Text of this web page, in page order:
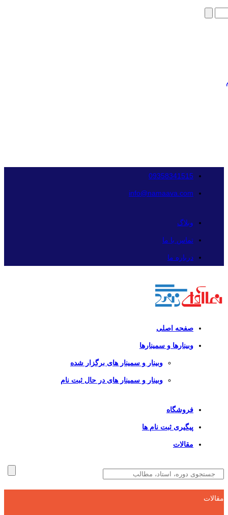
09358341515
info@namaava.com
وبلاگ
تماس با ما
درباره ما
صفحه اصلی
وبینارها و سمینارها
وبینار و سمینار های برگزار شده
وبینار و سمینار های در حال ثبت نام
فروشگاه
پیگیری ثبت نام ها
مقالات
مقالات